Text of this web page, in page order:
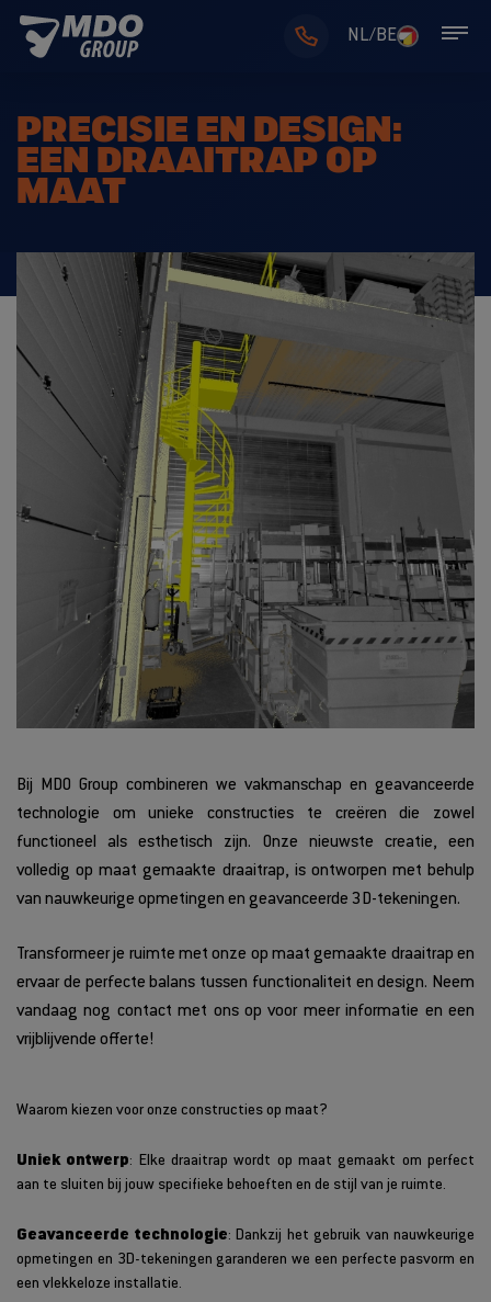
NL/BE
PRECISIE EN DESIGN:
EEN DRAAITRAP OP
MAAT
Bij MDO Group combineren we vakmanschap en geavanceerde
technologie om unieke constructies te creëren die zowel
functioneel als esthetisch zijn. Onze nieuwste creatie, een
volledig op maat gemaakte draaitrap, is ontworpen met behulp
van nauwkeurige opmetingen en geavanceerde 3D-tekeningen.
Transformeer je ruimte met onze op maat gemaakte draaitrap en
ervaar de perfecte balans tussen functionaliteit en design. Neem
vandaag nog contact met ons op voor meer informatie en een
vrijblijvende offerte!
Waarom kiezen voor onze constructies op maat?
Uniek ontwerp: Elke draaitrap wordt op maat gemaakt om perfect
aan te sluiten bij jouw specifieke behoeften en de stijl van je ruimte.
Geavanceerde technologie: Dankzij het gebruik van nauwkeurige
opmetingen en 3D-tekeningen garanderen we een perfecte pasvorm en
een vlekkeloze installatie.